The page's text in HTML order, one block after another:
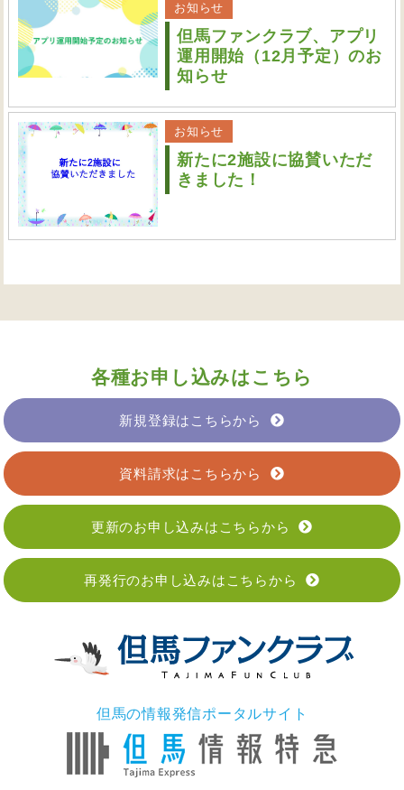
お知らせ
但馬ファンクラブ、アプリ
運用開始（12月予定）のお
知らせ
お知らせ
新たに2施設に協賛いただ
きました！
各種お申し込みはこちら
新規登録はこちらから
資料請求はこちらから
更新のお申し込みはこちらから
再発行のお申し込みはこちらから
但馬の情報発信ポータルサイト